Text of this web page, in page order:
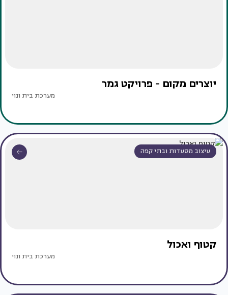
יוצרים מקום - פרויקט גמר
מערכת בית ונוי
עיצוב מסעדות ובתי קפה
קטוף ואכול
מערכת בית ונוי